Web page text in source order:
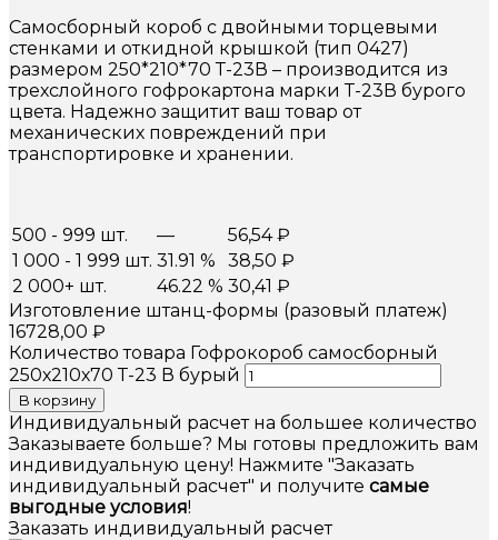
Самосборный короб с двойными торцевыми
стенками и откидной крышкой (тип 0427)
размером 250*210*70 Т-23В – производится из
трехслойного гофрокартона марки Т-23В бурого
цвета. Надежно защитит ваш товар от
механических повреждений при
транспортировке и хранении.
500 - 999 шт. — 56,54₽
1 000 - 1 999 шт. 31.91 % 38,50 ₽
2 000+ шт.
46.22 % 30,41 ₽
Изготовление штанц-формы (разовый платеж)
16728,00 ₽
Количество товара Гофрокороб самосборный
250х210х70 Т-23 В бурый
В корзину
Индивидуальный расчет на большее количество
Заказываете больше? Мы готовы предложить вам
индивидуальную цену! Нажмите "Заказать
индивидуальный расчет" и получите самые
выгодные условия!
Заказать индивидуальный расчет